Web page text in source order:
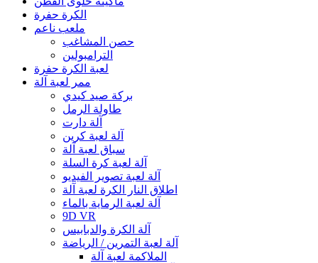
الكرة حفرة
ملعب ناعم
حصن المشاغب
الترامبولين
لعبة الكرة حفرة
ممر لعبة آلة
بركة صيد كيدي
طاولة الرمل
آلة دارت
آلة لعبة كرين
سباق لعبة آلة
آلة لعبة كرة السلة
آلة لعبة تصوير الفيديو
اطلاق النار الكرة لعبة آلة
آلة لعبة الرماية بالماء
9D VR
آلة الكرة والدبابيس
آلة لعبة التمرين / الرياضة
الملاكمة لعبة آلة